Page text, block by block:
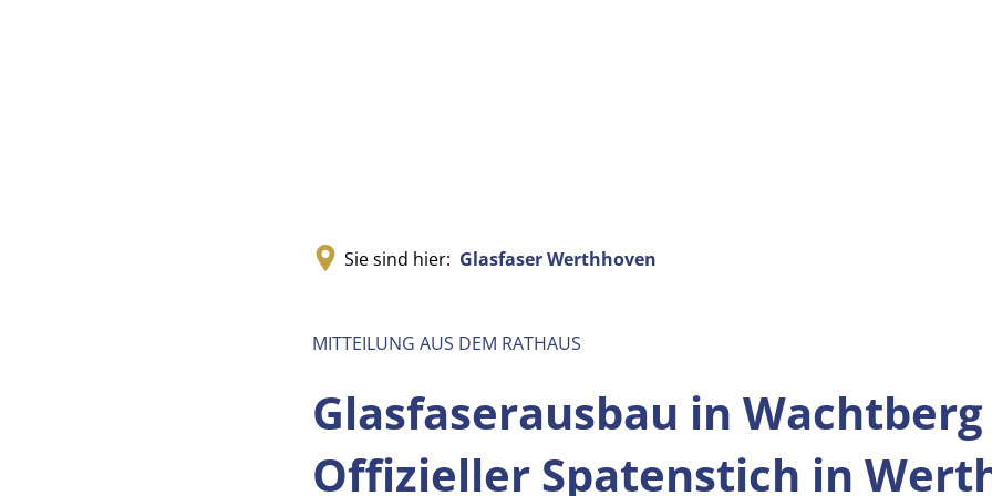
Sie sind hier: Glasfaser Werthhoven
MITTEILUNG AUS DEM RATHAUS
Glasfaserausbau in Wachtberg
Offizieller Spatenstich in